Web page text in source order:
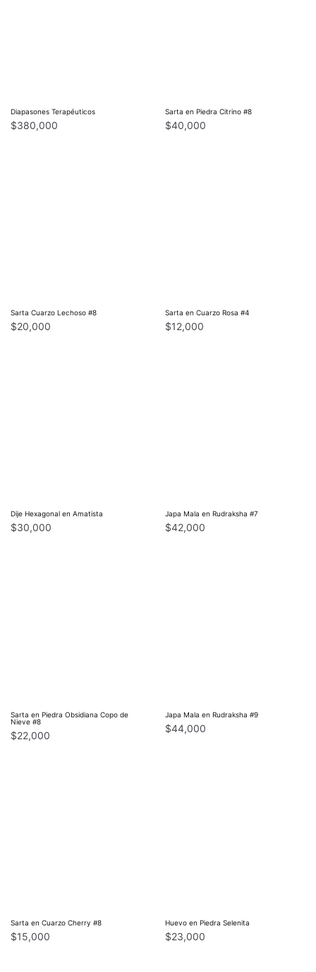
Diapasones Terapéuticos
$380,000
Sarta en Piedra Citrino #8
$40,000
Sarta Cuarzo Lechoso #8
$20,000
Sarta en Cuarzo Rosa #4
$12,000
Dije Hexagonal en Amatista
$30,000
Japa Mala en Rudraksha #7
$42,000
Sarta en Piedra Obsidiana Copo de
Nieve #8
$22,000
Japa Mala en Rudraksha #9
$44,000
Sarta en Cuarzo Cherry #8
$15,000
Huevo en Piedra Selenita
$23,000